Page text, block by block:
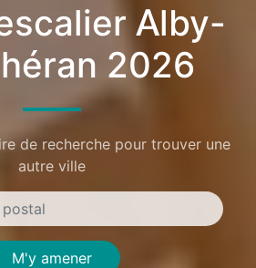
Alby-
2026
de recherche pour trouver une
autre ville
M'y amener